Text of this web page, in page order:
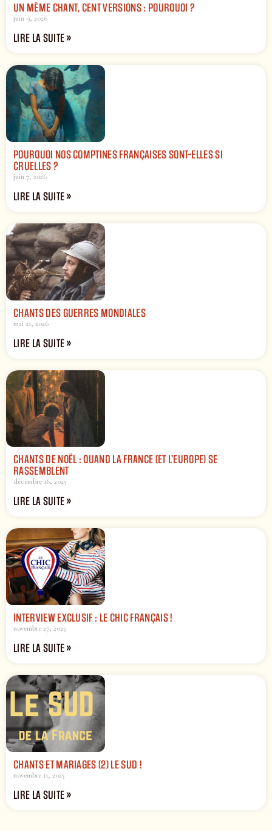
UN MÊME CHANT, CENT VERSIONS : POURQUOI ?
juin 9, 2026
LIRE LA SUITE »
POURQUOI NOS COMPTINES FRANÇAISES SONT-ELLES SI
CRUELLES ?
juin 7, 2026
LIRE LA SUITE »
CHANTS DES GUERRES MONDIALES
mai 21, 2026
LIRE LA SUITE »
CHANTS DE NOËL : QUAND LA FRANCE (ET L’EUROPE) SE
RASSEMBLENT
décembre 16, 2025
LIRE LA SUITE »
INTERVIEW EXCLUSIF : LE CHIC FRANÇAIS !
novembre 27, 2025
LIRE LA SUITE »
CHANTS ET MARIAGES (2) LE SUD !
novembre 11, 2025
LIRE LA SUITE »